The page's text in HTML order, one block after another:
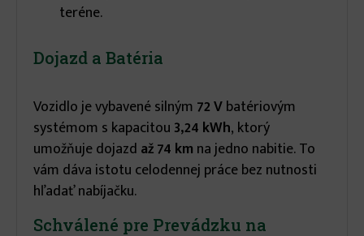
teréne.
Dojazd a Batéria
Vozidlo je vybavené silným 72 Vbatériovým
systémom s kapacitou 3,24 kWh, ktorý
umožňuje dojazd až 74 km na jedno nabitie. To
vám dáva istotu celodennej práce bez nutnosti
hľadať nabíjačku.
Schválené pre Prevádzku na